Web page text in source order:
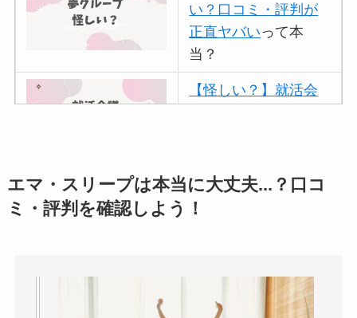
い？口コミ・評判が
正直ヤバいって本
当？
【怪しい？】就活会
アトムクリニックは
怪しい？口コミ・評
【怪しい？】帝国デ
ータバンクの口コ
エマ・スリープは本当に大丈夫...？口コ
ミ・評判を確認しよう！